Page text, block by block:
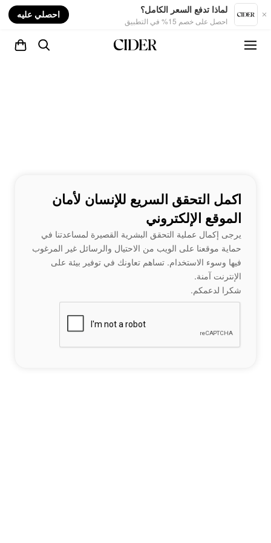
لماذا تدفع السعر الكامل؟
احصل على خصم 15% في التطبيق
احصلي عليه
اكمل التحقق السريع للإنسان لأمان
الموقع الإلكتروني
يرجى إكمال عملية التحقق البشرية القصيرة لمساعدتنا في
حماية موقعنا على الويب من الاحتيال والرسائل غير المرغوب
فيها وسوء الاستخدام. تساهم تعاونك في توفير بيئة على
الإنترنت آمنة.
شكرا لدعمكم.